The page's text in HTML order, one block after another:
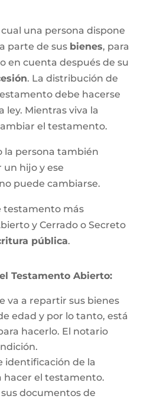
una persona dispone
parte de sus bienes, para
en cuenta después de su
. La distribución de
debe hacerse
ley. Mientras viva la
el testamento.
la persona también
hijo y ese
puede cambiarse.
testamento más
y Cerrado o Secreto
pública.
Testamento Abierto:
va a repartir sus bienes
edad y por lo tanto, está
hacerlo. El notario
identificación de la
hacer el testamento.
documentos de